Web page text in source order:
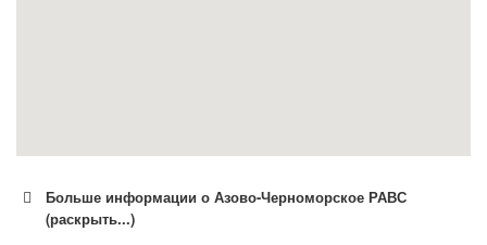
Больше информации о Азово-Черноморское РАВС
(раскрыть...)